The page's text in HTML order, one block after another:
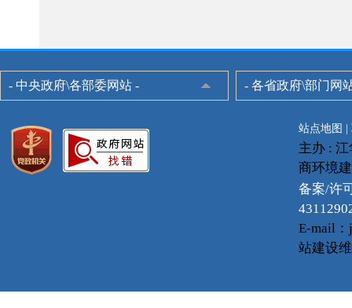
- 中央政府\各部委网站 - - 各省政府\部门网
站点地图
主办 :
商环境
备案/许
E-mail
站建设